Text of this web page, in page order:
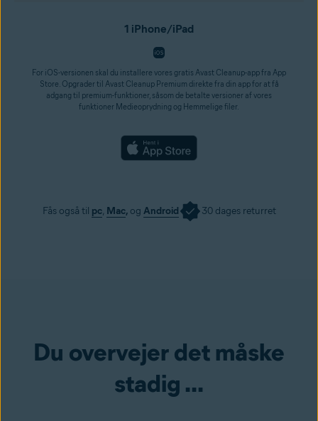
1 iPhone/iPad
For iOS-versionen skal du installere vores gratis Avast Cleanup-app fra App
Store. Opgrader til Avast Cleanup Premium direkte fra din app for at få
adgang til premium-funktioner, såsom de betalte versioner af vores
funktioner Medieoprydning og Hemmelige filer.
Fås også til pc, Mac, og Android 30 dages returret
Du overvejer det måske
stadig ...